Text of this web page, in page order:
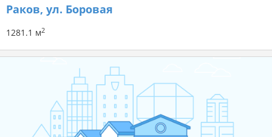
Раков, ул. Боровая
1281.1 м2